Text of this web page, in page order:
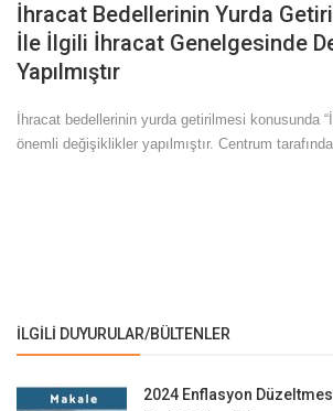
İhracat Bedellerinin Yurda
İle İlgili İhracat Genelgesinde
Yapılmıştır
İhracat bedellerinin yurda getirilmesi konusunda
önemli değişiklikler yapılmıştır. Centrum
İLGILI DUYURULAR/BÜLTENLER
2024 Enflasyon